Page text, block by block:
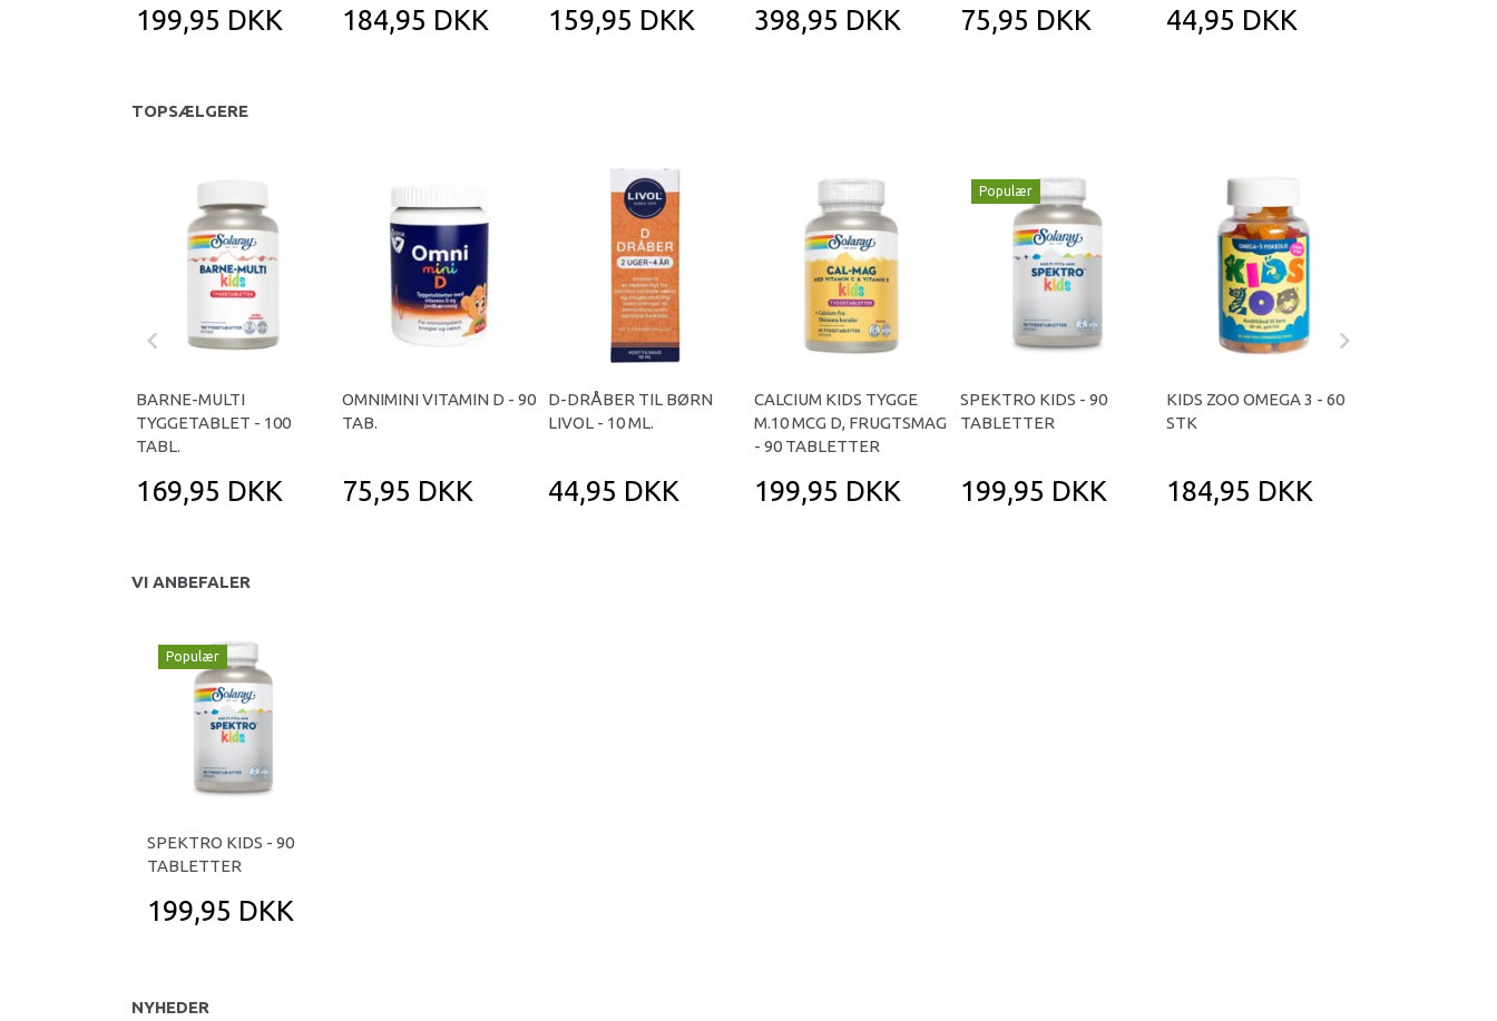
199,95 DKK 184,95 DKK 159,95 DKK 398,95 DKK 75,95 DKK 44,95 DKK
TOPSÆLGERE
BARNE-MULTI
TYGGETABLET - 100
TABL.
169,95 DKK
OMNIMINI VITAMIN D - 90
TAB.
75,95 DKK
D-DRÅBER TIL BØRN
LIVOL - 10 ML.
44,95 DKK
CALCIUM KIDS TYGGE
M.10 MCG D, FRUGTSMAG
- 90 TABLETTER
199,95 DKK
Populær
SPEKTRO KIDS - 90
TABLETTER
199,95 DKK
KIDS ZOO OMEGA 3 - 60
STK
184,95 DKK
VI ANBEFALER
Populær
SPEKTRO KIDS - 90
TABLETTER
199,95 DKK
NYHEDER